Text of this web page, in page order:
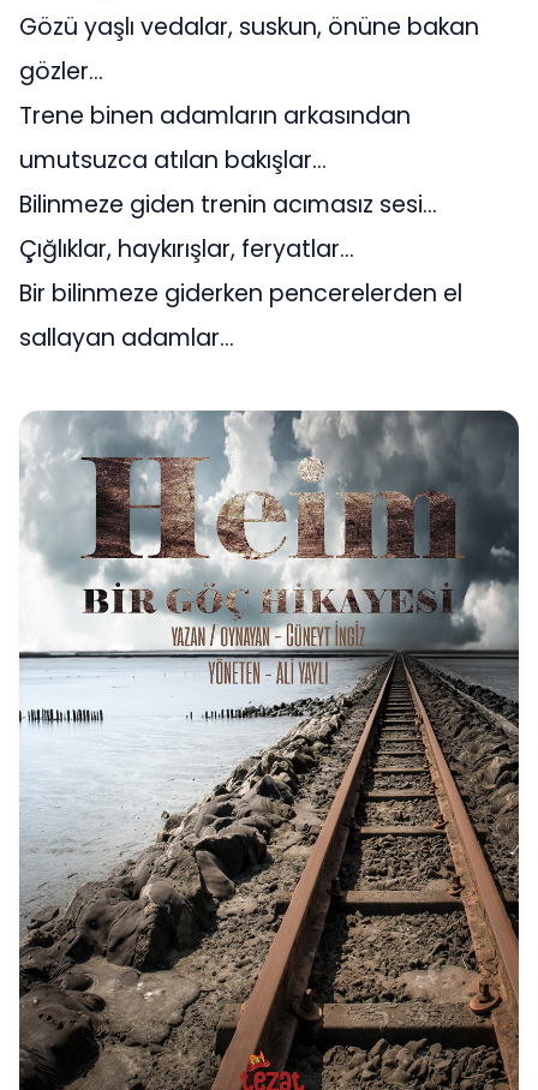
Gözü yaşlı vedalar, suskun, önüne bakan
gözler…
Trene binen adamların arkasından
umutsuzca atılan bakışlar…
Bilinmeze giden trenin acımasız sesi…
Çığlıklar, haykırışlar, feryatlar…
Bir bilinmeze giderken pencerelerden el
sallayan adamlar…